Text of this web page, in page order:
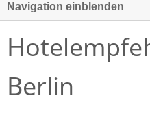
Navigation einblenden
Berlin